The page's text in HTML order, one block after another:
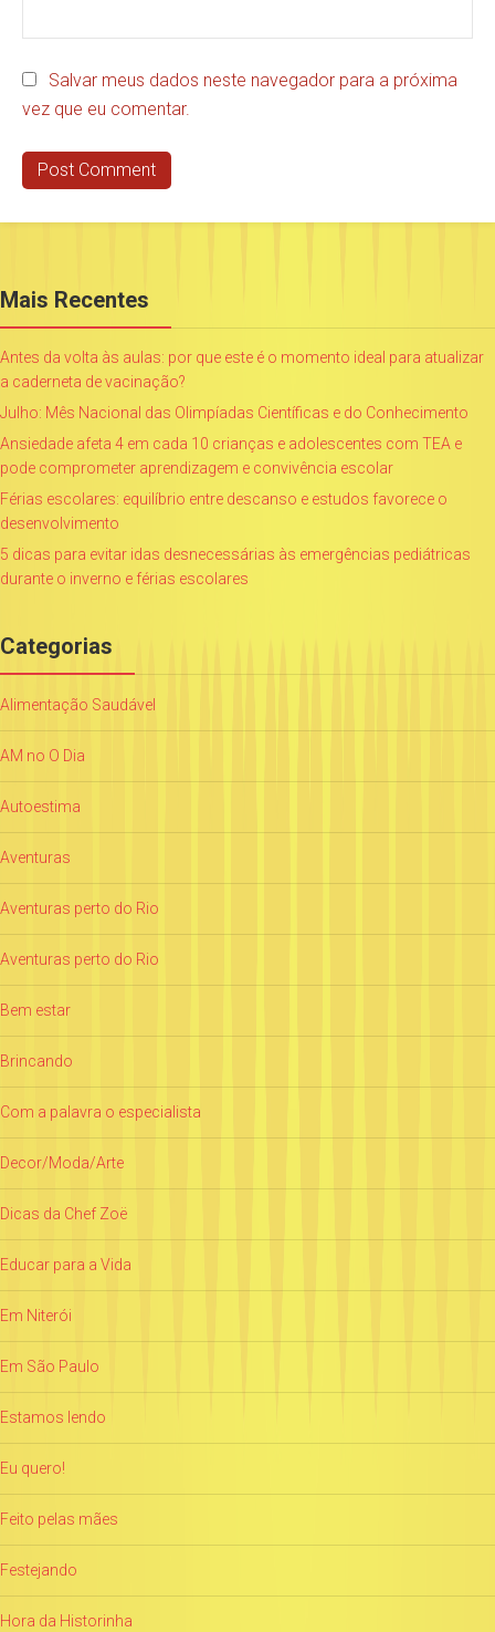
Salvar meus dados neste navegador para a próxima
vez que eu comentar.
Mais Recentes
Antes da volta às aulas: por que este é o momento ideal para atualizar
a caderneta de vacinação?
Julho: Mês Nacional das Olimpíadas Científicas e do Conhecimento
Ansiedade afeta 4 em cada 10 crianças e adolescentes com TEA e
pode comprometer aprendizagem e convivência escolar
Férias escolares: equilíbrio entre descanso e estudos favorece o
desenvolvimento
5 dicas para evitar idas desnecessárias às emergências pediátricas
durante o inverno e férias escolares
Categorias
Alimentação Saudável
AM no O Dia
Autoestima
Aventuras
Aventuras perto do Rio
Aventuras perto do Rio
Bem estar
Brincando
Com a palavra o especialista
Decor/Moda/Arte
Dicas da Chef Zoë
Educar para a Vida
Em Niterói
Em São Paulo
Estamos lendo
Eu quero!
Feito pelas mães
Festejando
Hora da Historinha